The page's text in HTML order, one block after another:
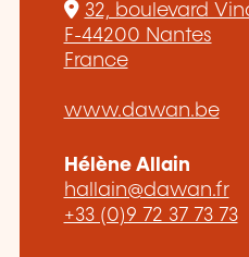
32, boulevard
F-44200 Nantes
France
www.dawan.be
Hélène Allain
hallain@dawan.fr
+33 (0)9 72 37 73 73